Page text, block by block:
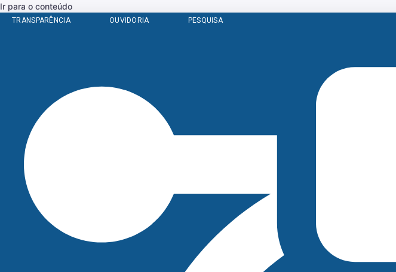
Ir para o conteúdo
TRANSPARÊNCIA OUVIDORIA PESQUISA